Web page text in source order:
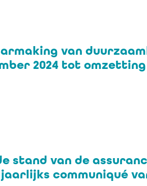
van
2024 tot omzetting
stand van de
communiqué